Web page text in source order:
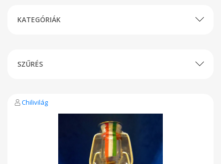
KATEGÓRIÁK
SZŰRÉS
Chilivilág